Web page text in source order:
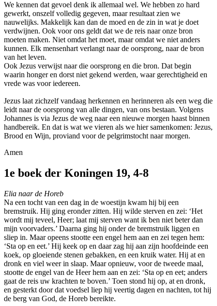
We kennen dat gevoel denk ik allemaal wel. We hebben zo hard
gewerkt, onszelf volledig gegeven, maar resultaat zien we
nauwelijks. Makkelijk kan dan de moed en de zin in wat je doet
verdwijnen. Ook voor ons geldt dat we de reis naar onze bron
moeten maken. Niet omdat het moet, maar omdat we niet anders
kunnen. Elk mensenhart verlangt naar de oorsprong, naar de bron
van het leven.
Ook Jezus verwijst naar die oorsprong en die bron. Dat begin
waarin honger en dorst niet gekend werden, waar gerechtigheid en
vrede was voor iedereen.
Jezus laat zichzelf vandaag herkennen en herinneren als een weg die
leidt naar de oorsprong van alle dingen, van ons bestaan. Volgens
Johannes is via Jezus de weg naar een nieuwe morgen haast binnen
handbereik. En dat is wat we vieren als we hier samenkomen: Jezus,
Brood en Wijn, proviand voor de pelgrimstocht naar morgen.
Amen
1e boek der Koningen 19, 4-8
Elia naar de Horeb
Na een tocht van een dag in de woestijn kwam hij bij een
bremstruik. Hij ging eronder zitten. Hij wilde sterven en zei: ‘Het
wordt mij teveel, Heer; laat mij sterven want ik ben niet beter dan
mijn voorvaders.’ Daarna ging hij onder de bremstruik liggen en
sliep in. Maar opeens stootte een engel hem aan en zei tegen hem:
‘Sta op en eet.’ Hij keek op en daar zag hij aan zijn hoofdeinde een
koek, op gloeiende stenen gebakken, en een kruik water. Hij at en
dronk en viel weer in slaap. Maar opnieuw, voor de tweede maal,
stootte de engel van de Heer hem aan en zei: ‘Sta op en eet; anders
gaat de reis uw krachten te boven.’ Toen stond hij op, at en dronk,
en gesterkt door dat voedsel liep hij veertig dagen en nachten, tot hij
de berg van God, de Horeb bereikte.